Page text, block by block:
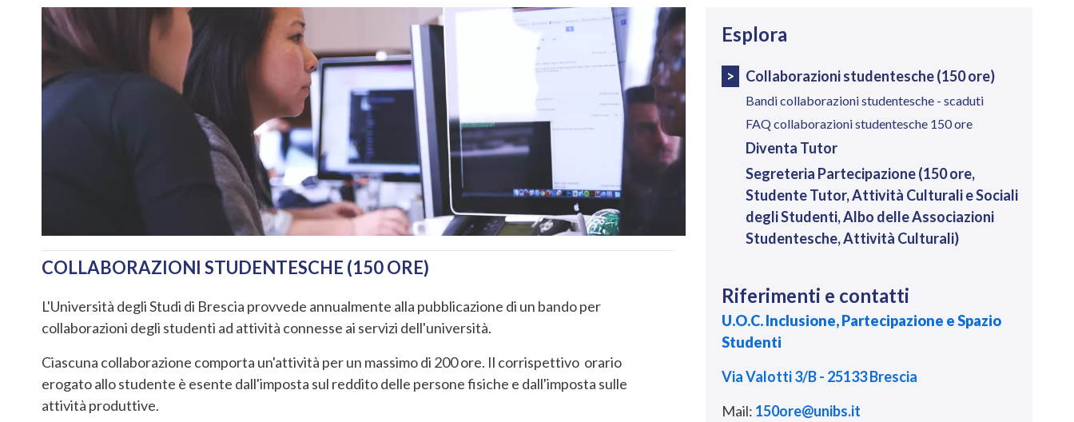
COLLABORAZIONI STUDENTESCHE (150 ORE)
L'Università degli Studi di Brescia provvede annualmente alla pubblicazione di un bando per
collaborazioni degli studenti ad attività connesse ai servizi dell'università.
Ciascuna collaborazione comporta un'attività per un massimo di 200 ore. Il corrispettivo orario
erogato allo studente è esente dall'imposta sul reddito delle persone fisiche e dall'imposta sulle
attività produttive.
Esplora
Collaborazioni studentesche (150 ore)
Bandi collaborazioni studentesche - scaduti
FAQ collaborazioni studentesche 150 ore
Diventa Tutor
Segreteria Partecipazione (150 ore,
Studente Tutor, Attività Culturali e Sociali
degli Studenti, Albo delle Associazioni
Studentesche, Attività Culturali)
Riferimenti e contatti
U.O.C. Inclusione, Partecipazione e Spazio
Studenti
Via Valotti 3/B - 25133 Brescia
Mail: 150ore@unibs.it